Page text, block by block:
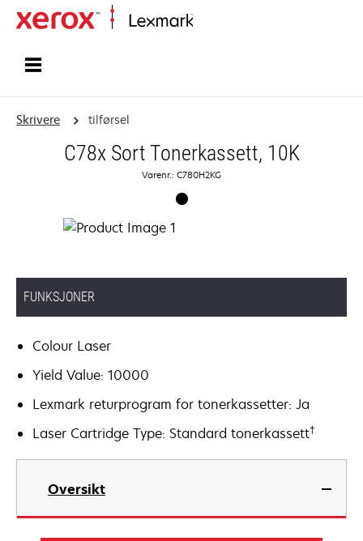
Skrivere tilførsel
C78x Sort Tonerkassett, 10K
Varenr.: C780H2KG
FUNKSJONER
Colour Laser
Yield Value: 10000
Lexmark returprogram for tonerkassetter: Ja
Laser Cartridge Type: Standard tonerkassett†
Oversikt